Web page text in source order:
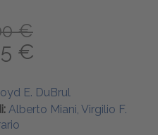
€
€
E. DuBrul
Alberto Miani, Virgilio F.